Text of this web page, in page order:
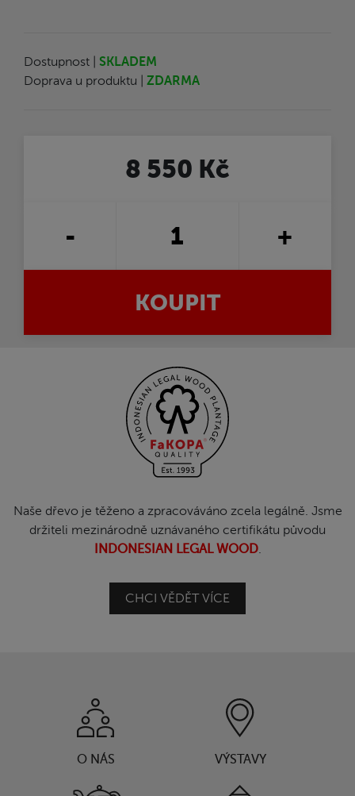
Dostupnost | SKLADEM
Doprava u produktu | ZDARMA
8 550 Kč
- +
KOUPIT
Naše dřevo je těženo a zpracováváno zcela legálně. Jsme
držiteli mezinárodně uznávaného certifikátu původu
INDONESIAN LEGAL WOOD.
CHCI VĚDĚT VÍCE
O NÁS VÝSTAVY